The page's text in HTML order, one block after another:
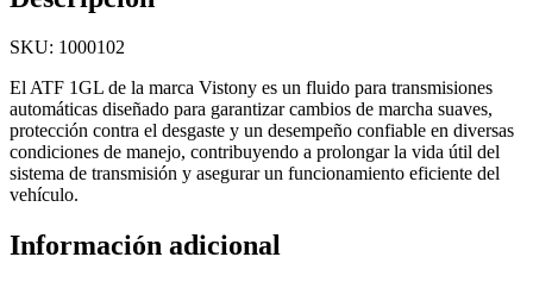
SKU: 1000102
El ATF 1GL de la marca Vistony es un fluido para transmisiones
automáticas diseñado para garantizar cambios de marcha suaves,
protección contra el desgaste y un desempeño confiable en diversas
condiciones de manejo, contribuyendo a prolongar la vida útil del
sistema de transmisión y asegurar un funcionamiento eficiente del
vehículo.
Información adicional